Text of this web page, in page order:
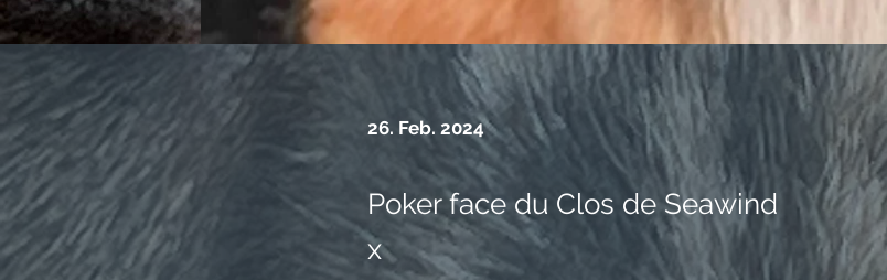
26. Feb. 2024
Poker face du Clos de Seawind
x